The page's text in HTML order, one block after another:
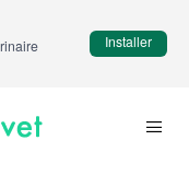
Installer